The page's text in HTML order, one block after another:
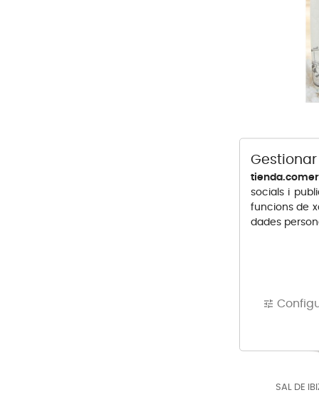
Preu
1,70 €
SAL DE
socials i
funcions de
dades
tune